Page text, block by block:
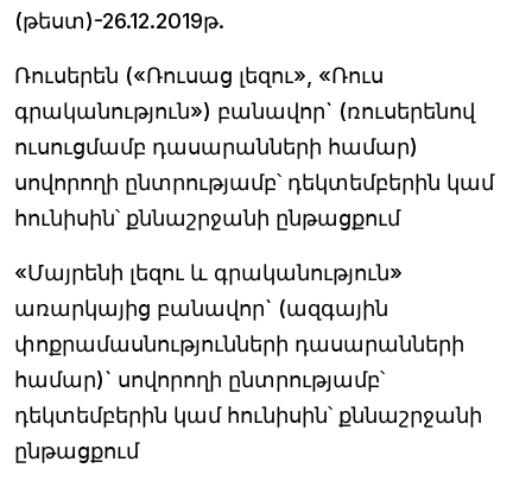
(թեստ)-26.12.2019թ.
Ռուսերեն («Ռուսաց լեզու», «Ռուս
գրականություն») բանավոր` (ռուսերենով
ուսուցմամբ դասարանների համար)
սովորողի ընտրությամբ՝ դեկտեմբերին կամ
հունիսին՝ քննաշրջանի ընթացքում
«Մայրենի լեզու և գրականություն»
առարկայից բանավոր` (ազգային
փոքրամասնությունների դասարանների
համար)` սովորողի ընտրությամբ՝
դեկտեմբերին կամ հունիսին՝ քննաշրջանի
ընթացքում